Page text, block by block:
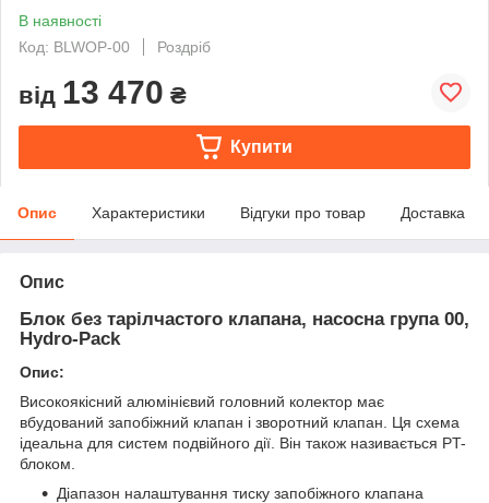
В наявності
Код: BLWOP-00
Роздріб
від 13 470 ₴
Купити
Опис Характеристики Відгуки про товар Доставка
Опис
Блок без тарілчастого клапана, насосна група 00,
Hydro-Pack
Опис:
Високоякісний алюмінієвий головний колектор має
вбудований запобіжний клапан і зворотний клапан. Ця схема
ідеальна для систем подвійного дії. Він також називається PT-
блоком.
Діапазон налаштування тиску запобіжного клапана